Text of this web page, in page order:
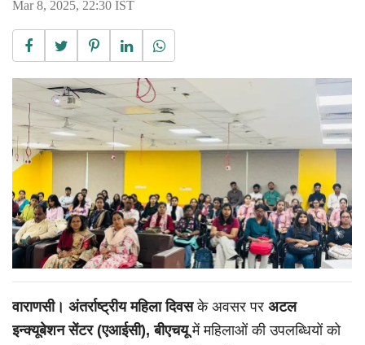
Mar 8, 2025, 22:30 IST
वाराणसी। अंतर्राष्ट्रीय महिला दिवसके अवसर पर अटल
इन्क्यूबेशन सेंटर (एआईसी), बीएचयूमें महिलाओं की उपलब्धियों को